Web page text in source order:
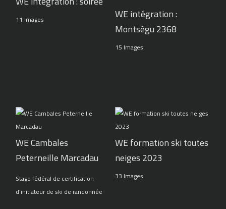
11 Images
WE intégration :
Montségu 2368
15 Images
WE Cambales
Peterneille Marcadau
Stage fédéral de certification
d'initiateur de ski de randonnée
WE formation ski toutes
neiges 2023
33 Images